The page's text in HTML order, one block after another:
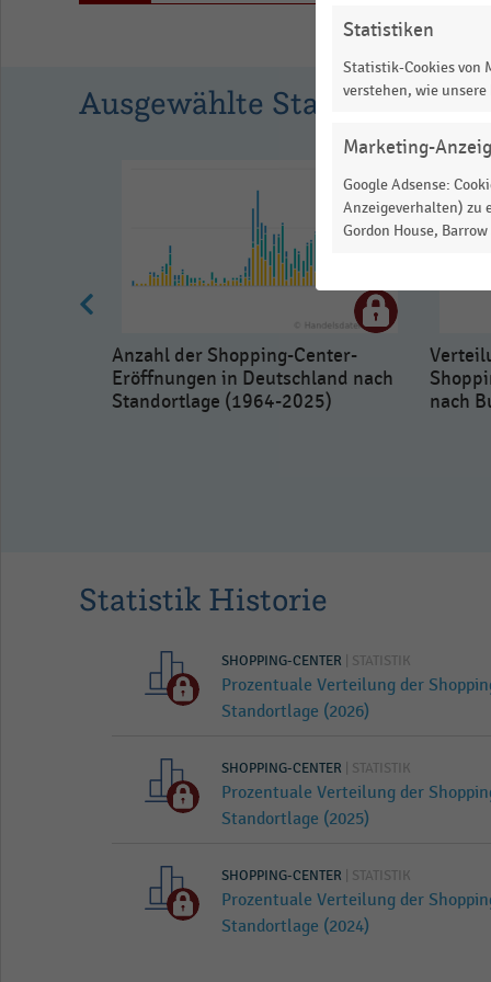
Ausgewählte Statistiken
Anzahl der Shopping-Center-
Eröffnungen in Deutschland nach
Standortlage (1964-2025)
nach
Statistik Historie
SHOPPING-CENTER | STATISTIK
Prozentuale Verteilung der
Standortlage (2026)
SHOPPING-CENTER | STATISTIK
Prozentuale Verteilung der
Standortlage (2025)
SHOPPING-CENTER | STATISTIK
Prozentuale Verteilung der
Standortlage (2024)
Statistiken
Statistik-Cookies von
verstehen, wie
Marketing-
Google Adsense:
Anzeigeverhalten) zu
Gordon House,